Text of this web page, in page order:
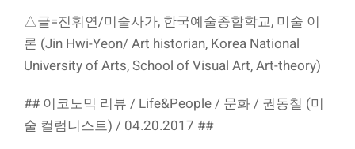
△글=진휘연/미술사가, 한국예술종합학교, 미술 이
론 (Jin Hwi-Yeon/ Art historian, Korea National
University of Arts, School of Visual Art, Art-theory)
## 이코노믹 리뷰 / Life&People / 문화 / 권동철 (미
술 컬럼니스트) / 04.20.2017 ##